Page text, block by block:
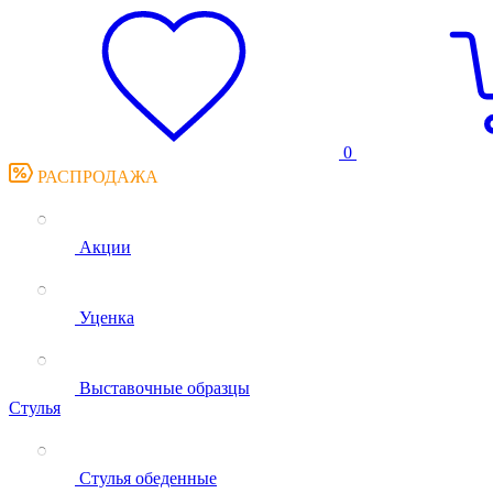
0
РАСПРОДАЖА
Акции
Уценка
Выставочные образцы
Стулья
Стулья обеденные